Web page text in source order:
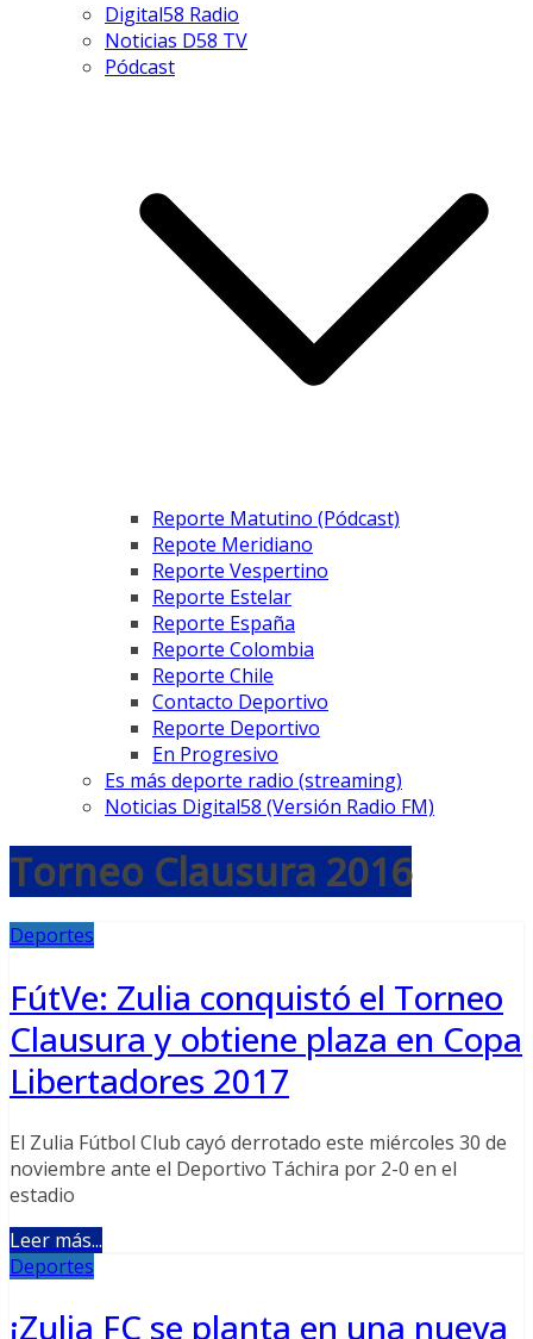
Digital58 Radio
Noticias D58 TV
Pódcast
Reporte Matutino (Pódcast)
Repote Meridiano
Reporte Vespertino
Reporte Estelar
Reporte España
Reporte Colombia
Reporte Chile
Contacto Deportivo
Reporte Deportivo
En Progresivo
Es más deporte radio (streaming)
Noticias Digital58 (Versión Radio FM)
Torneo Clausura 2016
Deportes
FútVe: Zulia conquistó el Torneo
Clausura y obtiene plaza en Copa
Libertadores 2017
El Zulia Fútbol Club cayó derrotado este miércoles 30 de
noviembre ante el Deportivo Táchira por 2-0 en el
estadio
Leer más...
Deportes
¡Zulia FC se planta en una nueva